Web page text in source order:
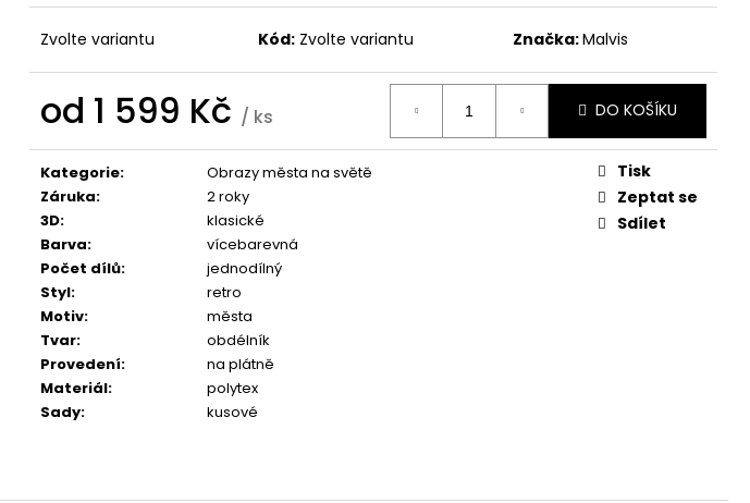
Zvolte variantu Kód: Zvolte variantu Značka:Malvis
od 1 599 Kč / ks
cena:
DO KOŠÍKU
Kategorie:
Obrazy města na světě
Záruka:
2 roky
3D:
klasické
Barva:
vícebarevná
Počet dílů:
jednodílný
Styl:
retro
Motiv:
města
Tvar:
obdélník
Provedení:
na plátně
Materiál:
polytex
Sady: kusové
Tisk
Zeptat se
Sdílet
1 599 Kč